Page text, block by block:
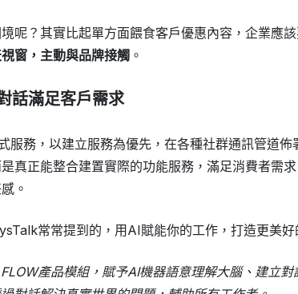
呢？其實比起單方面餵食客戶優惠內容，企業應
窗，主動與品牌接觸 。
話滿足客戶需求
服務，以建立服務為優先，在各種社群通訊管道
真正能整合建置實際的功能服務，滿足消費者需
。
常常提到的，用AI賦能你的工作，打造更美好
產品模組，賦予AI機器語意理解大腦、建立